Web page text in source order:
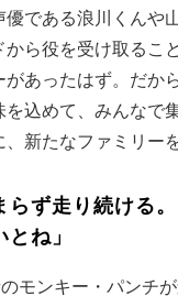
優である浪川くんや
から役を受け取るこ
があったはず。だか
込めて、みんなで
新たなファミリー
らず走り続ける
ね」
モンキー・パンチ